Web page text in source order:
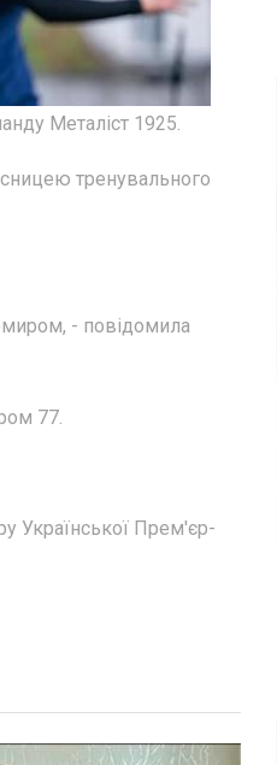
Металіст 1925.
тренувального
- повідомила
77.
Української Прем'єр-